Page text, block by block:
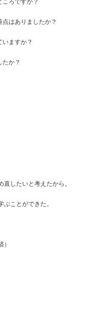
はありましたか？
ますか？
か？
したいと考えたから。
ことができた。